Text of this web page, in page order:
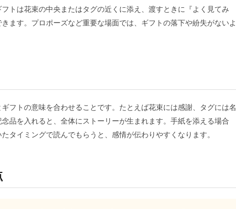
トは花束の中央またはタグの近くに添え、渡すときに『よく見てみ
ます。プロポーズなど重要な場面では、ギフトの落下や紛失がないよ
フトの意味を合わせることです。たとえば花束には感謝、タグには名
品を入れると、全体にストーリーが生まれます。手紙を添える場合
タイミングで読んでもらうと、感情が伝わりやすくなります。